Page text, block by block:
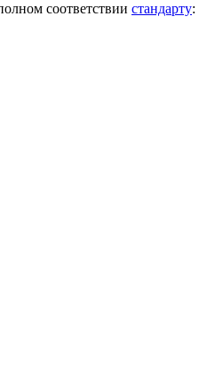
соответствии стандарту: